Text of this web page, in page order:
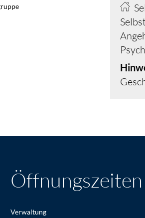
Öffnungszeiten
Verwaltung